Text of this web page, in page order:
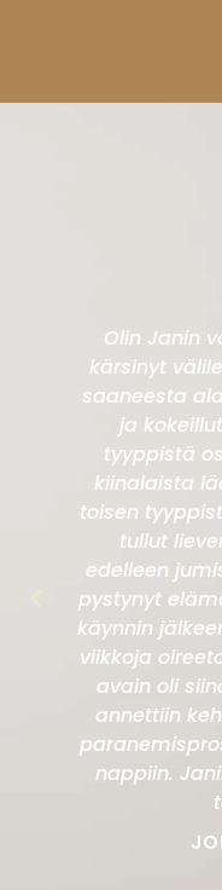
Olin Janin
kärsinyt
saaneesta
ja
tyyppistä
kiinalaista
toisen
tullut
edelleen
pystynyt
käynnin
viikkoja
avain oli
annettiin
nappiin.